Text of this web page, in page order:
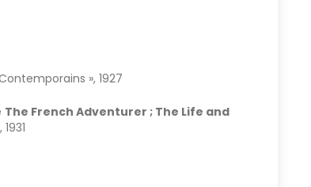
», 1927
The French Adventurer ; The Life and